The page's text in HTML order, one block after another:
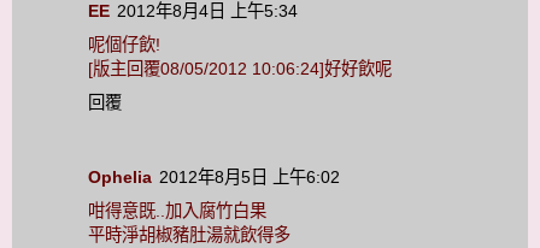
EE 2012年8月4日 上午5:34
呢個仔飲!
[版主回覆08/05/2012 10:06:24]好好飲呢
回覆
Ophelia 2012年8月5日 上午6:02
咁得意既..加入腐竹白果
平時淨胡椒豬肚湯就飲得多